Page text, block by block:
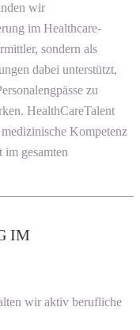
wir
im Healthcare-
sondern als
dabei unterstützt,
zu
HealthCareTalent
Kompetenz
gesamten
IM
wir aktiv berufliche